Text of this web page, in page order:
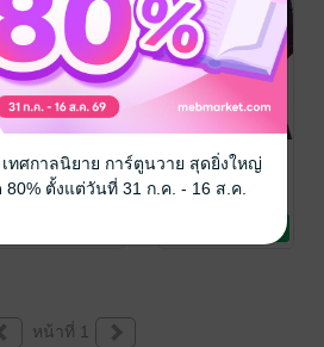
ระเอกคลั่งรัก
างร้าย (ยุค80)
/ L A Y L
ภรรยาร้ายกาจผู้
นี้..ขอย้อนเวลา
มาหย่าเหล่ากง
bellalisa_/ L A Y L
หน้าที่ 1
เทศกาลนิยาย การ์ตูนวาย สุดยิ่งใหญ่
ตั้งแต่วันที่ 31 ก.ค. - 16 ส.ค.